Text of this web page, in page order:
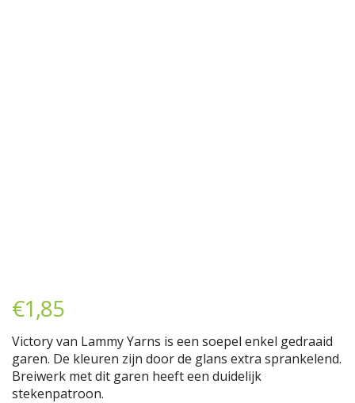
€1,85
Victory van Lammy Yarns is een soepel enkel gedraaid
garen. De kleuren zijn door de glans extra sprankelend.
Breiwerk met dit garen heeft een duidelijk
stekenpatroon.